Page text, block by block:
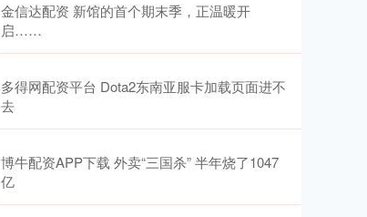
金信达配资 新馆的首个期末季，正温暖开
启……
多得网配资平台 Dota2东南亚服卡加载页面进不
去
博牛配资APP下载 外卖“三国杀” 半年烧了1047
亿